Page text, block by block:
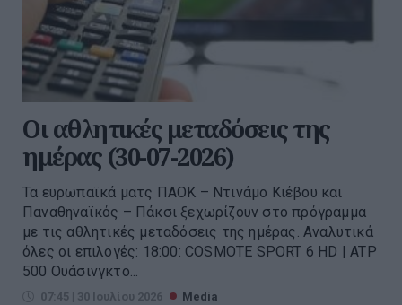
Οι αθλητικές μεταδόσεις της
ημέρας (30-07-2026)
Τα ευρωπαϊκά ματς ΠΑΟΚ – Ντινάμο Κιέβου και
Παναθηναϊκός – Πάκσι ξεχωρίζουν στο πρόγραμμα
με τις αθλητικές μεταδόσεις της ημέρας. Αναλυτικά
όλες οι επιλογές: 18:00: COSMOTE SPORT 6 HD | ATP
500 Ουάσινγκτο...
07:45 | 30 Ιουλίου 2026 Media